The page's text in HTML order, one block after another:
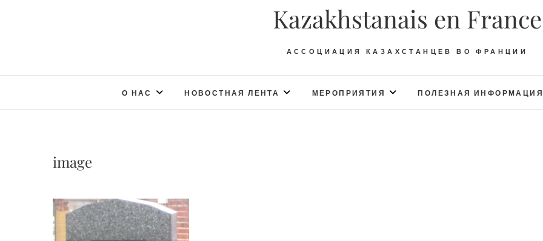
Kazakhstanais en France
АССОЦИАЦИЯ КАЗАХСТАНЦЕВ ВО ФРАНЦИИ
О НАС НОВОСТНАЯ ЛЕНТА МЕРОПРИЯТИЯ ПОЛЕЗНАЯ ИНФОРМАЦИЯ
image